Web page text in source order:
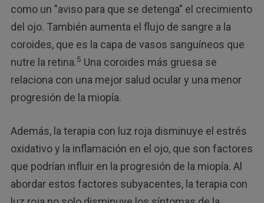
como un "aviso para que se detenga" el crecimiento
del ojo. También aumenta el flujo de sangre a la
coroides, que es la capa de vasos sanguíneos que
nutre la retina.5 Una coroides más gruesa se
relaciona con una mejor salud ocular y una menor
progresión de la miopía.
Además, la terapia con luz roja disminuye el estrés
oxidativo y la inflamación en el ojo, que son factores
que podrían influir en la progresión de la miopía. Al
abordar estos factores subyacentes, la terapia con